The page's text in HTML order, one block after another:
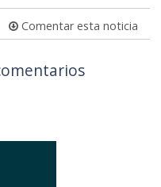
Comentar esta noticia